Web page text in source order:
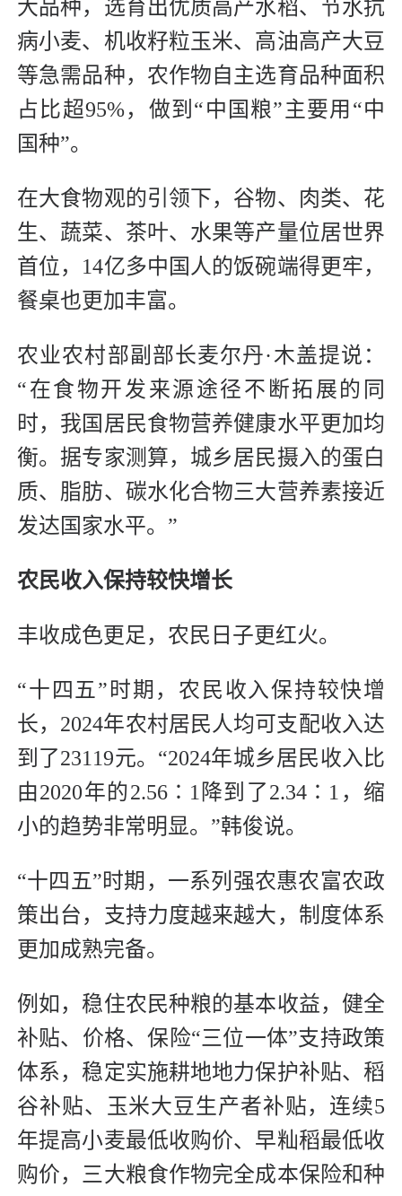
大品种，选育出优质高产水稻、节水抗
病小麦、机收籽粒玉米、高油高产大豆
等急需品种，农作物自主选育品种面积
占比超95%，做到“中国粮”主要用“中
国种”。
在大食物观的引领下，谷物、肉类、花
生、蔬菜、茶叶、水果等产量位居世界
首位，14亿多中国人的饭碗端得更牢，
餐桌也更加丰富。
农业农村部副部长麦尔丹·木盖提说：
“在食物开发来源途径不断拓展的同
时，我国居民食物营养健康水平更加均
衡。据专家测算，城乡居民摄入的蛋白
质、脂肪、碳水化合物三大营养素接近
发达国家水平。”
农民收入保持较快增长
丰收成色更足，农民日子更红火。
“十四五”时期，农民收入保持较快增
长，2024年农村居民人均可支配收入达
到了23119元。“2024年城乡居民收入比
由2020年的2.56∶1降到了2.34∶1，缩
小的趋势非常明显。”韩俊说。
“十四五”时期，一系列强农惠农富农政
策出台，支持力度越来越大，制度体系
更加成熟完备。
例如，稳住农民种粮的基本收益，健全
补贴、价格、保险“三位一体”支持政策
体系，稳定实施耕地地力保护补贴、稻
谷补贴、玉米大豆生产者补贴，连续5
年提高小麦最低收购价、早籼稻最低收
购价，三大粮食作物完全成本保险和种